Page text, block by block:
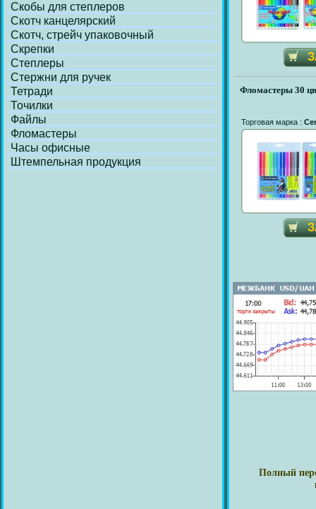
Скобы для степлеров
Скотч канцелярский
Скотч, стрейч упаковочный
Скрепки
Степлеры
Стержни для ручек
Тетради
Точилки
Файлы
Фломастеры
Часы офисные
Штемпельная продукция
Фломастеры 30
Торговая марка :
Полный